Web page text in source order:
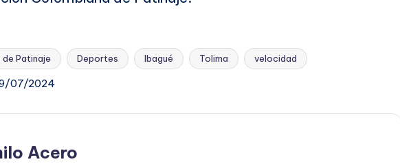
Patinaje Deportes Ibagué Tolima velocidad
07/2024
Acero